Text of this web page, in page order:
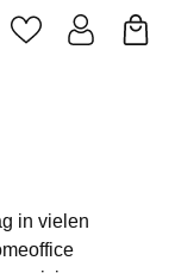
in vielen